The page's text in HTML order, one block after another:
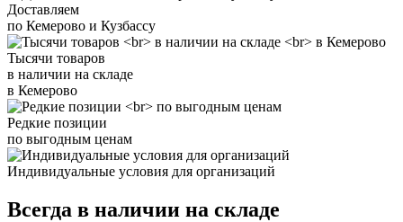
Доставляем
по Кемерово и Кузбассу
Тысячи товаров
в наличии на складе
в Кемерово
Редкие позиции
по выгодным ценам
Индивидуальные условия для организаций
Всегда в наличии на складе